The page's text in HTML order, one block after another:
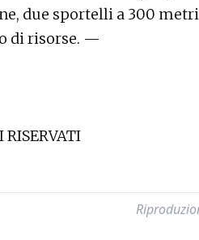
due sportelli a 300 metri
di risorse. —